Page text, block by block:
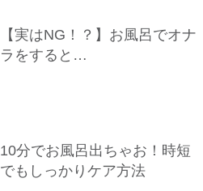
【実はNG！？】お風呂でオナ
ラをすると…
10分でお風呂出ちゃお！時短
でもしっかりケア方法